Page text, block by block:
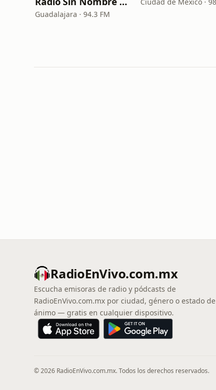
Guadalajara · 94.3 FM
RadioEnVivo.com.mx
Escucha emisoras de radio y pódcasts de
RadioEnVivo.com.mx por ciudad, género o estado de
ánimo — gratis en cualquier dispositivo.
© 2026 RadioEnVivo.com.mx. Todos los derechos reservados.